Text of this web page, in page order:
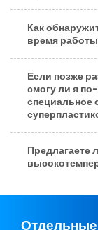
Как
время
Если позже
смогу ли я
специальное